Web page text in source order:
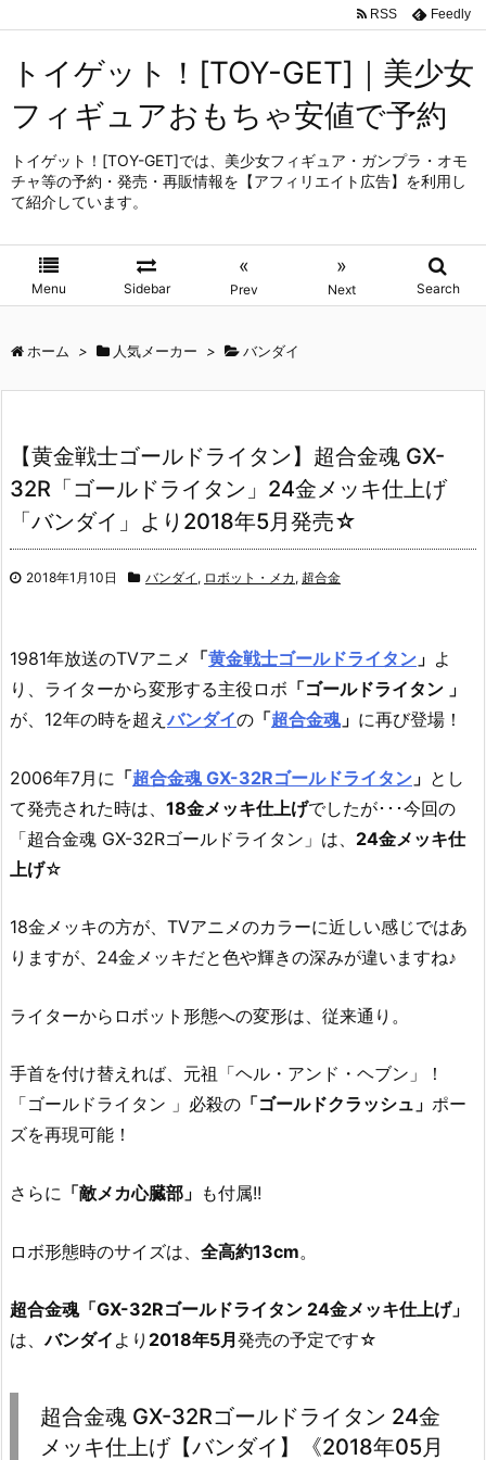
トイゲット！[TOY-GET]｜美少女
フィギュアおもちゃ安値で予約
トイゲット！[TOY-GET]では、美少女フィギュア・ガンプラ・オモ
チャ等の予約・発売・再販情報を【アフィリエイト広告】を利用し
て紹介しています。
Menu Sidebar
«
Prev
»
Next Search
RSS Feedly
ホーム > 人気メーカー > バンダイ
【黄金戦士ゴールドライタン】超合金魂 GX-
32R「ゴールドライタン」24金メッキ仕上げ
「バンダイ」より2018年5月発売☆
2018年1月10日 バンダイ , ロボット・メカ , 超合金
1981年放送のTVアニメ 「黄金戦士ゴールドライタン 」 よ
り、ライターから変形する主役ロボ 「ゴールドライタン 」
が、12年の時を超えバンダイの 「超合金魂」 に再び登場！
2006年7月に 「超合金魂 GX-32Rゴールドライタン 」 とし
て発売された時は、 18金メッキ仕上げでしたが･･･今回の
「超合金魂 GX-32Rゴールドライタン」は、 24金メッキ仕
上げ☆
18金メッキの方が、TVアニメのカラーに近しい感じではあ
りますが、24金メッキだと色や輝きの深みが違いますね♪
ライターからロボット形態への変形は、従来通り。
手首を付け替えれば、元祖「ヘル・アンド・ヘブン」！
「ゴールドライタン 」必殺の 「ゴールドクラッシュ」 ポー
ズを再現可能！
さらに 「敵メカ心臓部」 も付属!!
ロボ形態時のサイズは、 全高約13cm。
超合金魂「GX-32Rゴールドライタン 24金メッキ仕上げ」
は、バンダイ より 2018年5月 発売の予定です☆
超合金魂 GX-32Rゴールドライタン 24金
メッキ仕上げ【バンダイ】《2018年05月